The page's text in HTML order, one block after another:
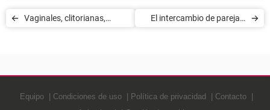
Vaginales, clitorianas,
El intercambio de parejas:
Equipo Condiciones de uso Política de privacidad
Contacto